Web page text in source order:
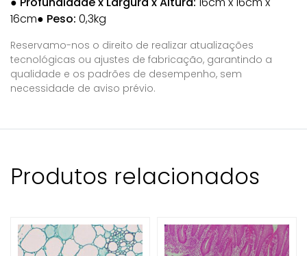
16cm● Peso: 0,3kg
Reservamo-nos o direito de realizar atualizações
tecnológicas ou ajustes de fabricação, garantindo a
qualidade e os padrões de desempenho, sem
necessidade de aviso prévio.
Produtos relacionados